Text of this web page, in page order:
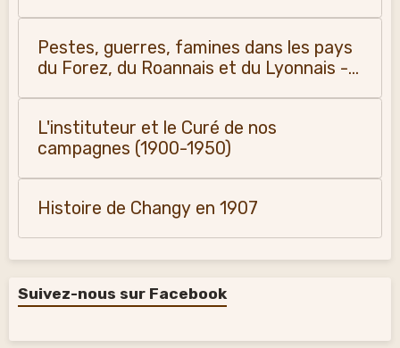
Pestes, guerres, famines dans les pays
du Forez, du Roannais et du Lyonnais -
L'instituteur et le Curé de nos
campagnes (1900-1950)
Histoire de Changy en 1907
Suivez-nous sur Facebook